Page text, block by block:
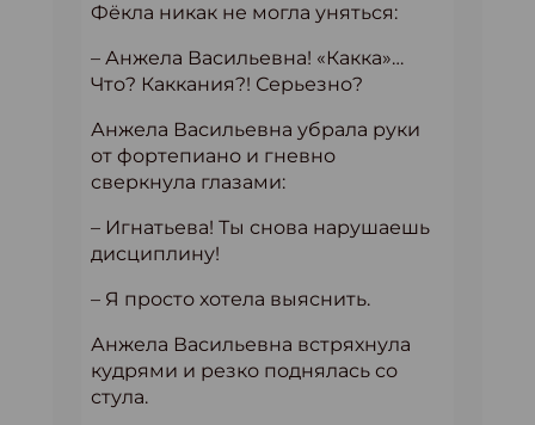
Фёкла никак не могла уняться:
– Анжела Васильевна! «Какка»…
Что? Каккания?! Серьезно?
Анжела Васильевна убрала руки
от фортепиано и гневно
сверкнула глазами:
– Игнатьева! Ты снова нарушаешь
дисциплину!
– Я просто хотела выяснить.
Анжела Васильевна встряхнула
кудрями и резко поднялась со
стула.